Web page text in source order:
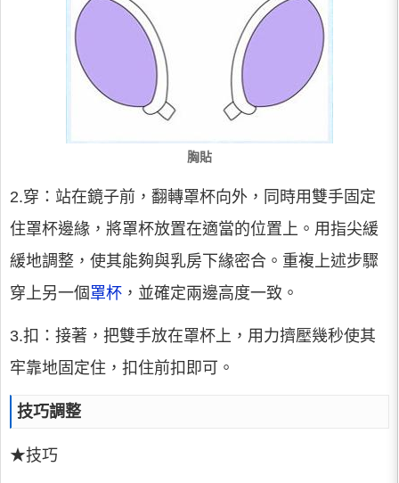
胸貼
2.穿：站在鏡子前，翻轉罩杯向外，同時用雙手固定
住罩杯邊緣，將罩杯放置在適當的位置上。用指尖緩
緩地調整，使其能夠與乳房下緣密合。重複上述步驟
穿上另一個罩杯 ，並確定兩邊高度一致。
3.扣：接著，把雙手放在罩杯上，用力擠壓幾秒使其
牢靠地固定住，扣住前扣即可。
技巧調整
★技巧